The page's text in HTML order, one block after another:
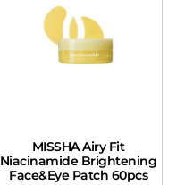
MISSHA Airy Fit
Niacinamide Brightening
Face&Eye Patch 60pcs